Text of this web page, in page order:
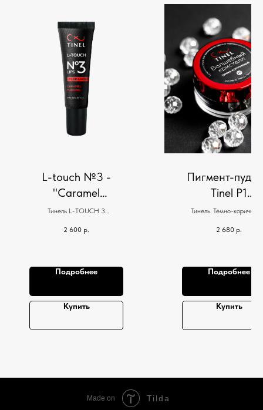
L-touch №3 -
"Caramel
Pudding"
Тинель L-TOUCH 3
2 600 р.
Подробнее
Купить
Пигмент-
Tinel P1
"Волшебный
кристалл"
Тинель. Темно-
2 680 р.
Подробнее
Купить
Made on Tilda